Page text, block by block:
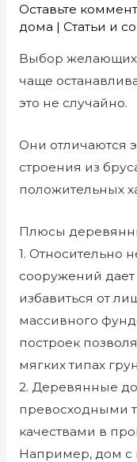
Оставьте
дома | Статьи и
Выбор желающих
чаще
это не случайно.
Они отличаются
строения из
положительных
Плюсы
1. Относительно
сооружений дает
избавиться от
массивного
построек
мягких типах
2. Деревянные
превосходными
качествами в
Например, дом с